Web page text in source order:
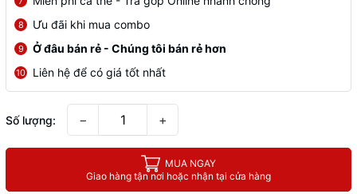
8 Ưu đãi khi mua combo
9 Ở đâu bán rẻ - Chúng tôi bán rẻ hơn
10 Liên hệ để có giá tốt nhất
Số lượng: − +
MUA NGAY
Giao hàng tận nơi hoặc nhận tại cửa hàng